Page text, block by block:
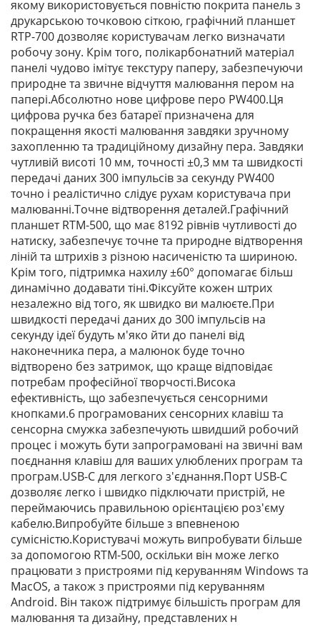
якому використовується повністю покрита панель з
друкарською точковою сіткою, графічний планшет
RTP-700 дозволяє користувачам легко визначати
робочу зону. Крім того, полікарбонатний матеріал
панелі чудово імітує текстуру паперу, забезпечуючи
природне та звичне відчуття малювання пером на
папері.Абсолютно нове цифрове перо PW400.Ця
цифрова ручка без батареї призначена для
покращення якості малювання завдяки зручному
захопленню та традиційному дизайну пера. Завдяки
чутливій висоті 10 мм, точності ±0,3 мм та швидкості
передачі даних 300 імпульсів за секунду PW400
точно і реалістично слідує рухам користувача при
малюванні.Точне відтворення деталей.Графічний
планшет RTM-500, що має 8192 рівнів чутливості до
натиску, забезпечує точне та природне відтворення
ліній та штрихів з різною насиченістю та шириною.
Крім того, підтримка нахилу ±60° допомагає більш
динамічно додавати тіні.Фіксуйте кожен штрих
незалежно від того, як швидко ви малюєте.При
швидкості передачі даних до 300 імпульсів на
секунду ідеї будуть м'яко йти до панелі від
наконечника пера, а малюнок буде точно
відтворено без затримок, що краще відповідає
потребам професійної творчості.Висока
ефективність, що забезпечується сенсорними
кнопками.6 програмованих сенсорних клавіш та
сенсорна смужка забезпечують швидший робочий
процес і можуть бути запрограмовані на звичні вам
поєднання клавіш для ваших улюблених програм та
програм.USB-C для легкого з'єднання.Порт USB-C
дозволяє легко і швидко підключати пристрій, не
переймаючись правильною орієнтацією роз'єму
кабелю.Випробуйте більше з впевненою
сумісністю.Користувачі можуть випробувати більше
за допомогою RTM-500, оскільки він може легко
працювати з пристроями під керуванням Windows та
MacOS, а також з пристроями під керуванням
Android. Він також підтримує більшість програм для
малювання та дизайну, представлених н